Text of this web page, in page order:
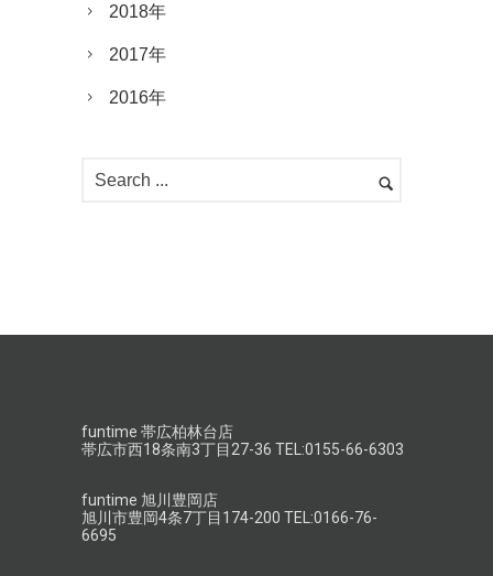
2018年
2017年
2016年
funtime 帯広柏林台店
帯広市西18条南3丁目27-36 TEL:0155-66-6303
funtime 旭川豊岡店
旭川市豊岡4条7丁目174-200 TEL:0166-76-
6695